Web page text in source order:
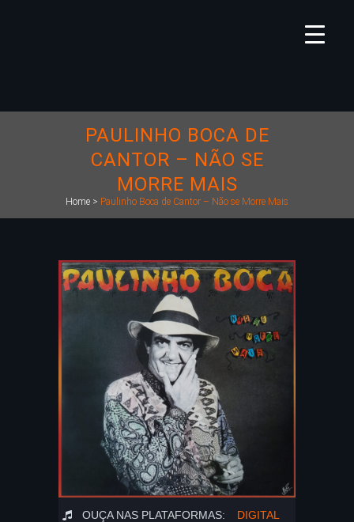
PAULINHO BOCA DE
CANTOR – NÃO SE
MORRE MAIS
Home > Paulinho Boca de Cantor – Não se Morre Mais
OUÇA NAS PLATAFORMAS: DIGITAL